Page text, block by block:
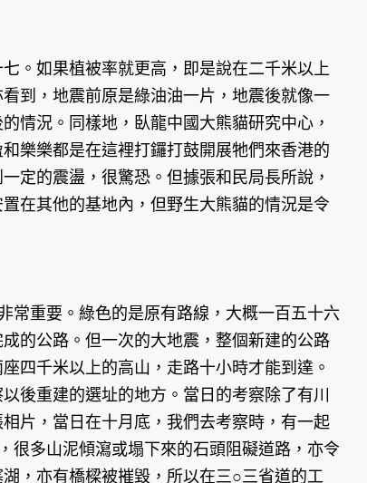
。如果植被率就更高，即是說在二千米以上
到，地震前原是綠油油一片，地震後就像一
情況。同樣地，臥龍中國大熊貓研究中心，
樂樂都是在這裡打鑼打鼓開展牠們來香港的
定的震盪，很驚恐。但據張和民局長所說，
在其他的基地內，但野生大熊貓的情況是令
常重要。綠色的是原有路線，大概一百五十六
的公路。但一次的大地震，整個新建的公路
四千米以上的高山，走路十小時才能到達。
後重建的選址的地方。當日的考察除了有川
片，當日在十月底，我們去考察時，有一起
很多山泥傾瀉或塌下來的石頭阻礙道路，亦令
，亦有橋樑被摧毀，所以在三○三省道的工